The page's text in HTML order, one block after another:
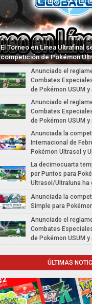
El Torneo en Línea Ultrafinal
competición de Pokémon
Anunciado el
Combates
de Pokémon USUM y
Anunciado el
Combates
de Pokémon USUM y
Anunciada la
Internacional de
Pokémon Ultrasol y
La decimocuarta
por Puntos para
Ultrasol/Ultraluna ha
Anunciada la
Simple para
Anunciado el
Combates
de Pokémon USUM y
ÚLTIMAS